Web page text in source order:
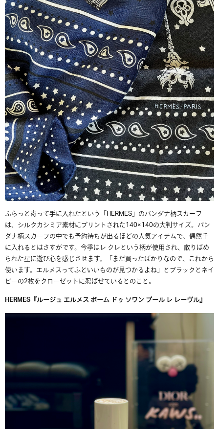
ふらっと寄って手に入れたという「HERMES」のバンダナ柄スカーフ
は、シルクカシミア素材にプリントされた140×140の大判サイズ。バン
ダナ柄スカーフの中でも予約待ちが出るほどの人気アイテムで、偶然手
に入れるとはさすがです。今季はレ クレという柄が使用され、散りばめ
られた星に遊び心を感じさせます。「まだ買ったばかりなので、これから
使います。エルメスってふといいものが見つかるよね」とブラックとネイ
ビーの2枚をクローゼットに忍ばせているとのこと。
HERMES『ルージュ エルメス ボーム ドゥ ソワン プール レ レーヴル』